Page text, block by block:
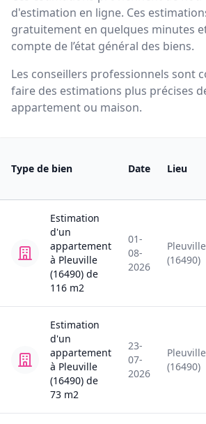
d'estimation en ligne. Ces
gratuitement en quelques minutes
compte de l’état général des biens.
Les conseillers professionnels sont
faire des estimations plus précises
appartement ou maison.
Type de bien Date Lieu
Estimation
d'un
appartement
à Pleuville
(16490) de
116 m2
01-
08-
2026
Pleuville
(16490)
Estimation
d'un
appartement
à Pleuville
(16490) de
73 m2
23-
07-
2026
Pleuville
(16490)